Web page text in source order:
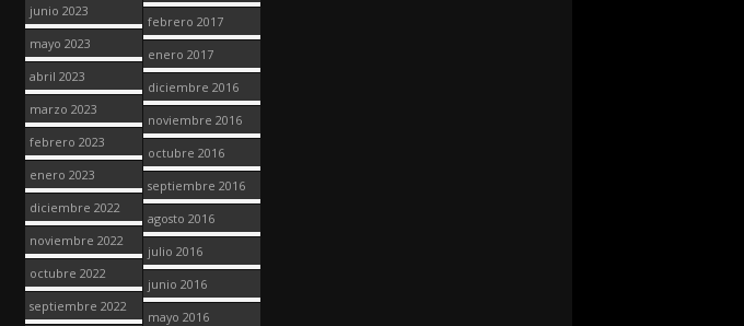
junio 2023
mayo 2023
abril 2023
marzo 2023
febrero 2023
enero 2023
diciembre 2022
noviembre 2022
octubre 2022
septiembre 2022
febrero 2017
enero 2017
diciembre 2016
noviembre 2016
octubre 2016
septiembre 2016
agosto 2016
julio 2016
junio 2016
mayo 2016